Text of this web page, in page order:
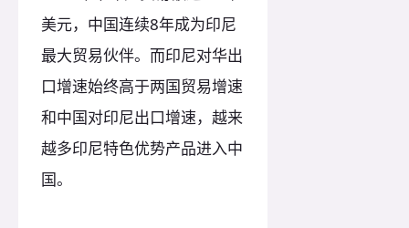
美元，中国连续8年成为印尼
最大贸易伙伴。而印尼对华出
口增速始终高于两国贸易增速
和中国对印尼出口增速，越来
越多印尼特色优势产品进入中
国。